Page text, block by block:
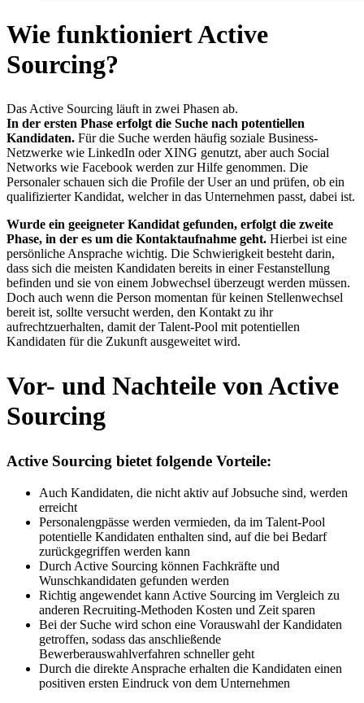
Wie funktioniert Active
Sourcing?
Das Active Sourcing läuft in zwei Phasen ab.
In der ersten Phase erfolgt die Suche nach potentiellen
Kandidaten. Für die Suche werden häufig soziale Business-
Netzwerke wie LinkedIn oder XING genutzt, aber auch Social
Networks wie Facebook werden zur Hilfe genommen. Die
Personaler schauen sich die Profile der User an und prüfen, ob ein
qualifizierter Kandidat, welcher in das Unternehmen passt, dabei ist.
Wurde ein geeigneter Kandidat gefunden, erfolgt die zweite
Phase, in der es um die Kontaktaufnahme geht. Hierbei ist eine
persönliche Ansprache wichtig. Die Schwierigkeit besteht darin,
dass sich die meisten Kandidaten bereits in einer Festanstellung
befinden und sie von einem Jobwechsel überzeugt werden müssen.
Doch auch wenn die Person momentan für keinen Stellenwechsel
bereit ist, sollte versucht werden, den Kontakt zu ihr
aufrechtzuerhalten, damit der Talent-Pool mit potentiellen
Kandidaten für die Zukunft ausgeweitet wird.
Vor- und Nachteile von Active
Sourcing
Active Sourcing bietet folgende Vorteile:
Auch Kandidaten, die nicht aktiv auf Jobsuche sind, werden
erreicht
Personalengpässe werden vermieden, da im Talent-Pool
potentielle Kandidaten enthalten sind, auf die bei Bedarf
zurückgegriffen werden kann
Durch Active Sourcing können Fachkräfte und
Wunschkandidaten gefunden werden
Richtig angewendet kann Active Sourcing im Vergleich zu
anderen Recruiting-Methoden Kosten und Zeit sparen
Bei der Suche wird schon eine Vorauswahl der Kandidaten
getroffen, sodass das anschließende
Bewerberauswahlverfahren schneller geht
Durch die direkte Ansprache erhalten die Kandidaten einen
positiven ersten Eindruck von dem Unternehmen